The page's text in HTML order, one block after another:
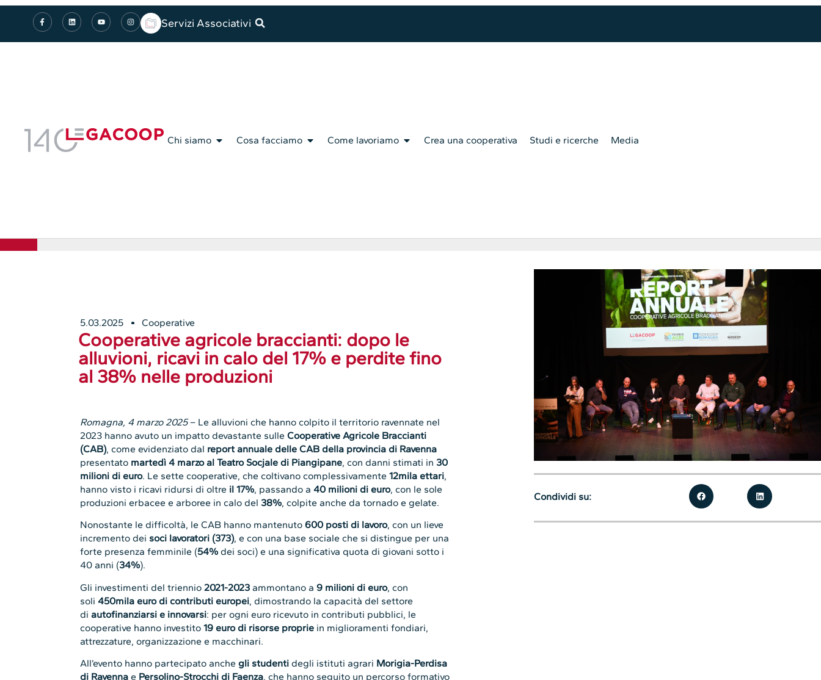
Servizi Associativi
Chi siamo Cosa facciamo Come lavoriamo Crea una cooperativa Studi e ricerche Media
5.03.2025 Cooperative
Cooperative agricole braccianti: dopo le
alluvioni, ricavi in calo del 17% e perdite fino
al 38% nelle produzioni
Romagna, 4 marzo 2025– Le alluvioni che hanno colpito il territorio ravennate nel
2023 hanno avuto un impatto devastante sulle Cooperative Agricole Braccianti
(CAB) , come evidenziato dal report annuale delle CAB della provincia di Ravenna
presentato martedì 4 marzo al Teatro Socjale di Piangipane , con danni stimati in 30
milioni di euro . Le sette cooperative, che coltivano complessivamente12mila ettari
hanno visto i ricavi ridursi di oltre il 17% , passando a 40 milioni di euro , con le sole
produzioni erbacee e arboree in calo del38%
, colpite anche da tornado e gelate.
Nonostante le difficoltà, le CAB hanno mantenuto 600 posti di lavoro , con un lieve
incremento dei soci lavoratori (373) , e con una base sociale che si distingue per una
forte presenza femminile (54% dei soci) e una significativa quota di giovani sotto i
40 anni (34%).
Gli investimenti del triennio 2021-2023 ammontano a 9 milioni di euro
soli 450mila euro di contributi europei , dimostrando la capacità del settore
di autofinanziarsi e innovarsi : per ogni euro ricevuto in contributi pubblici, le
cooperative hanno investito19 euro di risorse proprie in miglioramenti fondiari,
attrezzature, organizzazione e macchinari.
All’evento hanno partecipato anche gli studenti degli istituti agrari Morigia-Perdisa
di Ravenna e Persolino-Strocchi di Faenza , che hanno seguito un percorso formativo
Condividi su: